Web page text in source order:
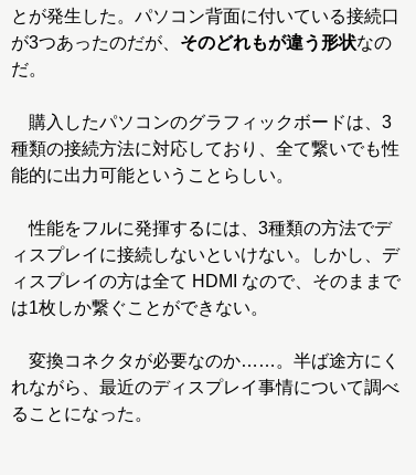
とが発生した。パソコン背面に付いている接続口
が3つあったのだが、 そのどれもが違う形状なの
だ。
購入したパソコンのグラフィックボードは、3
種類の接続方法に対応しており、全て繋いでも性
能的に出力可能ということらしい。
性能をフルに発揮するには、3種類の方法でデ
ィスプレイに接続しないといけない。しかし、デ
ィスプレイの方は全て HDMI なので、そのままで
は1枚しか繋ぐことができない。
変換コネクタが必要なのか……。半ば途方にく
れながら、最近のディスプレイ事情について調べ
ることになった。